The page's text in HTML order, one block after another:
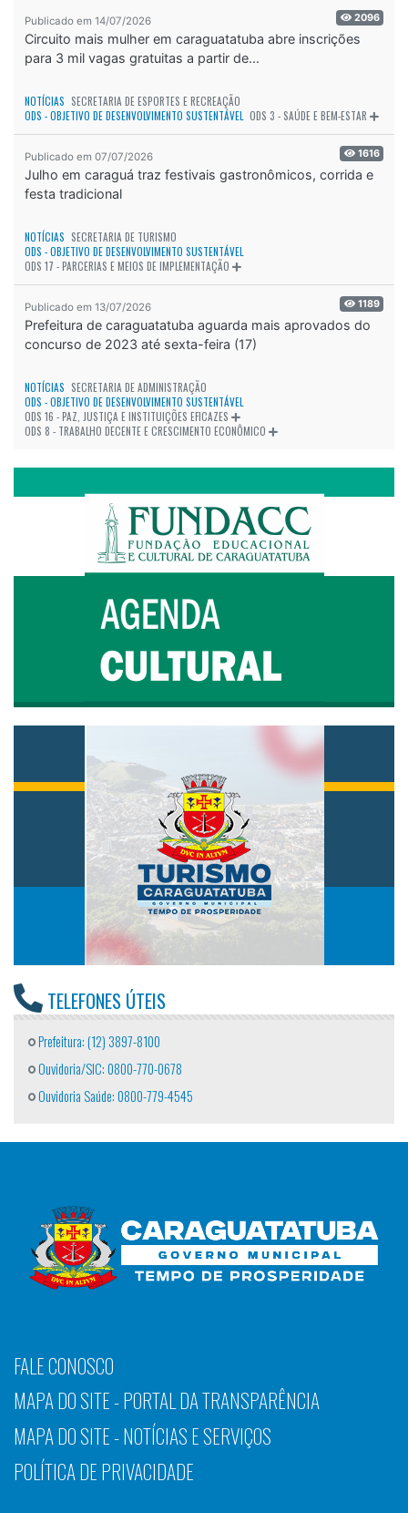
Publicado em 14/07/2026 2096
Circuito mais mulher em caraguatatuba abre inscrições
para 3 mil vagas gratuitas a partir de...
NOTÍCIAS SECRETARIA DE ESPORTES E RECREAÇÃO
ODS - OBJETIVO DE DESENVOLVIMENTO SUSTENTÁVEL ODS 3 - SAÚDE E BEM-ESTAR
Publicado em 07/07/2026 1616
Julho em caraguá traz festivais gastronômicos, corrida e
festa tradicional
NOTÍCIAS SECRETARIA DE TURISMO
ODS - OBJETIVO DE DESENVOLVIMENTO SUSTENTÁVEL
ODS 17 - PARCERIAS E MEIOS DE IMPLEMENTAÇÃO
Publicado em 13/07/2026 1189
Prefeitura de caraguatatuba aguarda mais aprovados do
concurso de 2023 até sexta-feira (17)
NOTÍCIAS SECRETARIA DE ADMINISTRAÇÃO
ODS - OBJETIVO DE DESENVOLVIMENTO SUSTENTÁVEL
ODS 16 - PAZ, JUSTIÇA E INSTITUIÇÕES EFICAZES
ODS 8 - TRABALHO DECENTE E CRESCIMENTO ECONÔMICO
TELEFONES ÚTEIS
Prefeitura: (12) 3897-8100
Ouvidoria/SIC: 0800-770-0678
Ouvidoria Saúde: 0800-779-4545
FALE CONOSCO
MAPA DO SITE - PORTAL DA TRANSPARÊNCIA
MAPA DO SITE - NOTÍCIAS E SERVIÇOS
POLÍTICA DE PRIVACIDADE